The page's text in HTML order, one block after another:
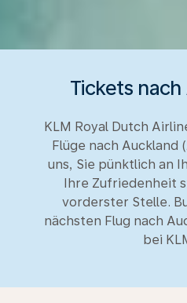
Tickets
KLM Royal Dutch
Flüge nach Auckland
uns, Sie pünktlich an
Ihre Zufriedenheit
vorderster Stelle.
nächsten Flug nach
bei